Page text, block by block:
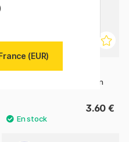
PENTEL
Fude Touch Brush Sign Pen
3.60 €
(EUR)